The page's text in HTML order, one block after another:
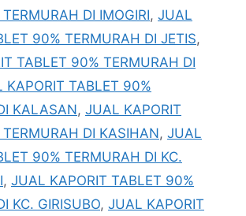
DI IMOGIRI, JUAL
90% TERMURAH DI JETIS,
TABLET 90% TERMURAH DI
KAPORIT TABLET 90%
KALASAN, JUAL KAPORIT
DI KASIHAN, JUAL
90% TERMURAH DI KC.
, JUAL KAPORIT TABLET 90%
KC. GIRISUBO, JUAL KAPORIT